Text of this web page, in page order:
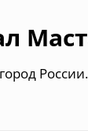
России.